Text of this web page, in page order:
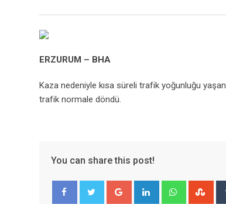
ERZURUM – BHA
Kaza nedeniyle kısa süreli trafik yoğunluğu
trafik normale döndü.
You can share this post!
Google+ LinkedIn Whatsapp